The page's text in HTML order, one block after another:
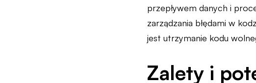
przepływem danych i
zarządzania błędami w
jest utrzymanie kodu
Zalety i